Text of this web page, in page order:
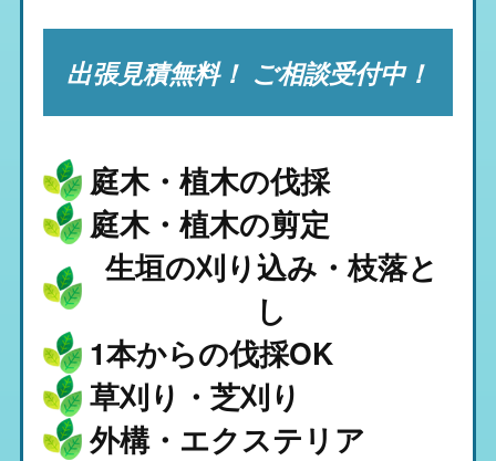
出張見積無料！ ご相談受付中！
庭木・植木の伐採
1本からの伐採OK
庭木・植木の剪定
草刈り・芝刈り
生垣の刈り込み・枝落と
し
外構・エクステリア